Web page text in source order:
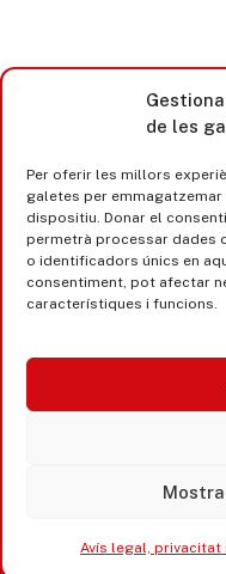
de les
Per oferir les millors
galetes per
dispositiu. Donar el
permetrà processar dades
o identificadors únics en
consentiment, pot afectar
característiques i funcions.
Avís legal, privacitat
Castell d’Aro · Platja
365